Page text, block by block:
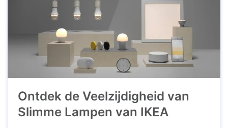
Ontdek de Veelzijdigheid van
Slimme Lampen van IKEA